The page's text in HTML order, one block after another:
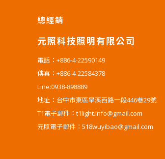
總經銷
元照科技照明有限公司
電話：+886-4-22590149
傳真：+886-4-22584378
Line:0938-898889
地址：台中市東區旱溪西路一段446巷29號
T1電子郵件：t1light.info@gmail.com
元照電子郵件：518wuyibao@gmail.com